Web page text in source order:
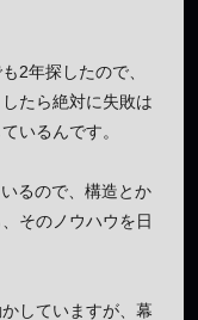
2年探したので、
たら絶対に失敗は
いるんです。
るので、構造とか
そのノウハウを日
していますが、幕